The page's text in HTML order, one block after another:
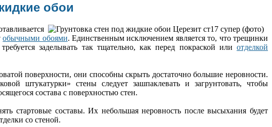
обои
обычными обоями. Единственным исключением является то, что трещинки
заделывать так тщательно, как перед покраской или отделкой
поверхности, они способны скрыть достаточно большие неровности.
штукатурки» стены следует зашпаклевать и загрунтовать, чтобы
состава с поверхностью стен.
стартовые составы. Их небольшая неровность после высыхания будет
со стеной.